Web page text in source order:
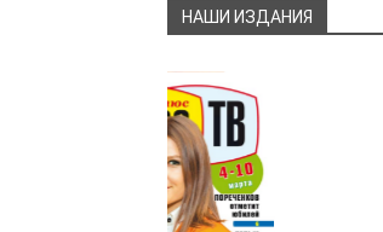
НАШИ ИЗДАНИЯ